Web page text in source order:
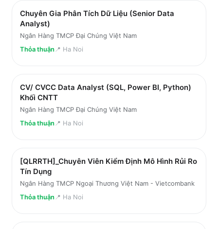
Chuyên Gia Phân Tích Dữ Liệu (Senior Data
Analyst)
Ngân Hàng TMCP Đại Chúng Việt Nam
Thỏa thuận 📍 Ha Noi
CV/ CVCC Data Analyst (SQL, Power BI, Python)
Khối CNTT
Ngân Hàng TMCP Đại Chúng Việt Nam
Thỏa thuận 📍 Ha Noi
[QLRRTH]_Chuyên Viên Kiểm Định Mô Hình Rủi Ro
Tín Dụng
Ngân Hàng TMCP Ngoại Thương Việt Nam - Vietcombank
Thỏa thuận 📍 Ha Noi